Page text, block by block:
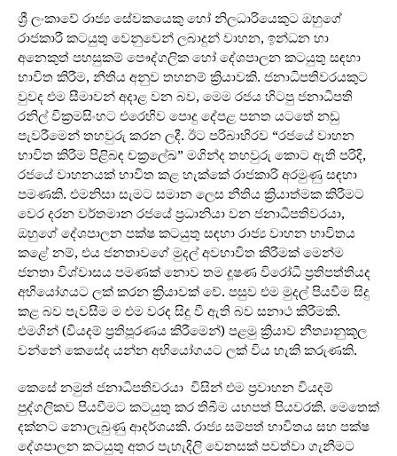
ශ්‍රී ලංකාවේ රාජ්‍ය සේවකයෙකු හෝ නිලධාරියෙකුට ඔහුගේ
රාජකාරී කටයුතු වෙනුවෙන් ලබාදුන් වාහන, ඉන්ධන හා
අනෙකුත් පහසුකම් පෞද්ගලික හෝ දේශපාලන කටයුතු සඳහා
භාවිත කිරීම, නීතිය අනුව තහනම් ක්‍රියාවකි. ජනාධිපතිවරයකුට
වුවද එම සීමාවන් අදාළ වන බව, මෙම රජය හිටපු ජනාධිපති
රනිල් වික්‍රමසිංහට එරෙහිව පොදු දේපළ පනත යටතේ නඩු
පැවරීමෙන් තහවුරු කරන ලදී. ඊට පරිබාහිරව “රජයේ වාහන
භාවිත කිරීම පිළිබඳ චක්‍රලේඛ” මගින්ද තහවුරු කොට ඇති පරිදි,
රජයේ වාහනයක් භාවිත කළ හැක්කේ රාජකාරි අරමුණු සඳහා
පමණකි. එමනිසා සැමට සමාන ලෙස නීතිය ක්‍රියාත්මක කිරීමට
වෙර දරන වර්තමාන රජයේ ප්‍රධානියා වන ජනාධිපතිවරයා,
ඔහුගේ දේශපාලන පක්ෂ කටයුතු සඳහා රාජ්‍ය වාහන භාවිතය
කළේ නම්, එය ජනතාවගේ මුදල් අවභාවිත කිරීමක් මෙන්ම
ජනතා විශ්වාසය පමණක් නොව තම දූෂණ විරෝධී ප්‍රතිපත්තියද
අභියෝගයට ලක් කරන ක්‍රියාවක් වේ. පසුව එම මුදල් පියවීම සිදු
කළ බව පැවසීම ම එම වරද සිදු වී ඇති බව සනාථ කිරීමකි.
එමගින් (වියදම් ප්‍රතිපූරණය කිරීමෙන්) පළමු ක්‍රියාව නීත්‍යානුකූල
වන්නේ කෙසේද යන්න අභියෝගයට ලක් විය හැකි කරුණකි.
කෙසේ නමුත් ජනාධිපතිවරයා විසින් එම ප්‍රවාහන වියදම්
පුද්ගලිකව පියවීමට කටයුතු කර තිබීම යහපත් පියවරකි. මෙතෙක්
දක්නට නොලැබුණු ආදර්ශයකි. රාජ්‍ය සම්පත් භාවිතය සහ පක්ෂ
දේශපාලන කටයුතු අතර පැහැදිලි වෙනසක් පවත්වා ගැනීමට